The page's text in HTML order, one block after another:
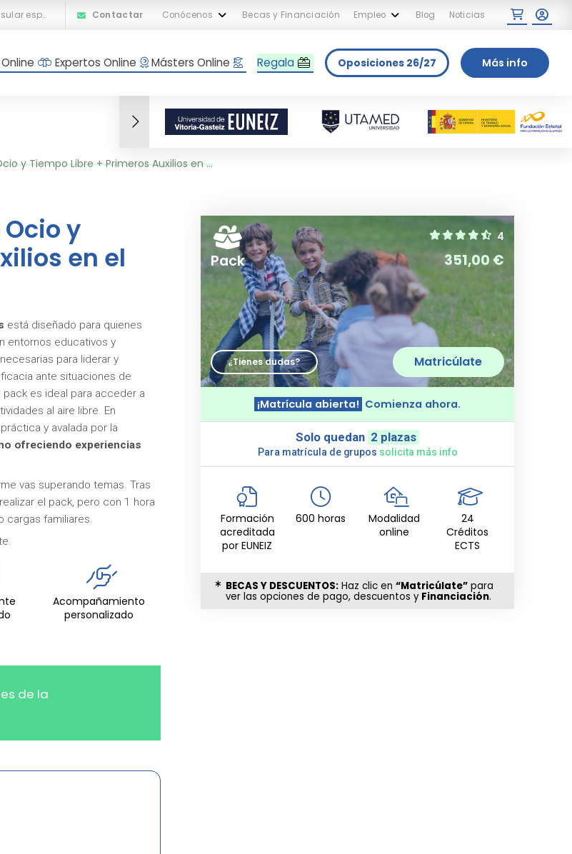
L-V: 10:00 a 18:00 (hora peninsular española) Contactar Conócenos Becas y Financiación Empleo Blog Noticias
Expertos Online Másters Online Regala Oposiciones 26/27 Más info
Libre + Primeros Auxilios en el Ámbito Escolar
y
en el
está diseñado para quienes
entornos educativos y
para liderar y
ante situaciones de
es ideal para acceder a
al aire libre. En
y avalada por la
ofreciendo experiencias
vas superando temas. Tras
el pack, pero con 1 hora
cargas familiares.
Acompañamiento
personalizado
de la
Pack
4
351,00€
¿Tienes dudas? Matricúlate
¡Matrícula abierta! Comienza ahora.
Solo quedan 2 plazas
Para matrícula de grupos solicita más info
Formación
acreditada
por EUNEIZ
600 horas
Modalidad
online
24
Créditos
ECTS
BECAS Y DESCUENTOS:Haz clic en “Matricúlate”para
ver las opciones de pago, descuentos y Financiación.